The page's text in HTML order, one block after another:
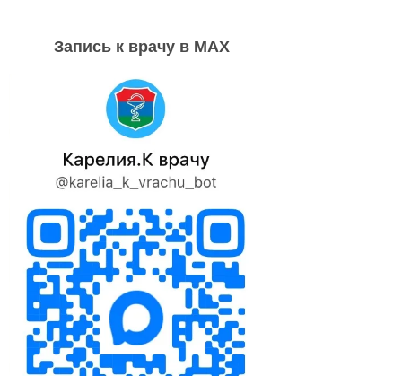
Запись к врачу в MAX